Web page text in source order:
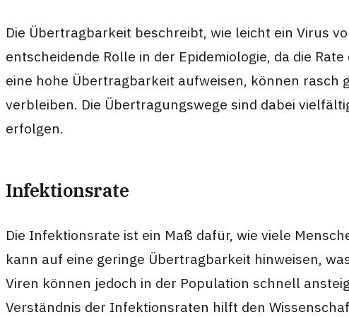
Die Übertragbarkeit beschreibt, wie leicht ein Virus
entscheidende Rolle in der Epidemiologie, da die
eine hohe Übertragbarkeit aufweisen, können
verbleiben. Die Übertragungswege sind dabei
erfolgen.
Infektionsrate
Die Infektionsrate ist ein Maß dafür, wie viele
kann auf eine geringe Übertragbarkeit hinweisen,
Viren können jedoch in der Population schnell
Verständnis der Infektionsraten hilft den